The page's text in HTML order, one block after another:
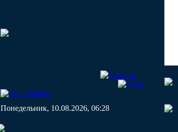
Понедельник, 10.08.2026, 06:28